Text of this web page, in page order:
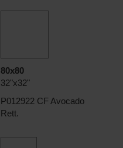
80x80
32"x32"
P012922 CF Avocado
Rett.